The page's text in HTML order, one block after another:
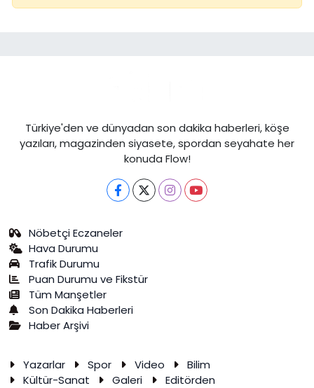
Türkiye'den ve dünyadan son dakika haberleri, köşe
yazıları, magazinden siyasete, spordan seyahate her
konuda Flow!
Nöbetçi Eczaneler
Hava Durumu
Trafik Durumu
Puan Durumu ve Fikstür
Tüm Manşetler
Son Dakika Haberleri
Haber Arşivi
Yazarlar Spor Video
Bilim
Kültür-Sanat
Galeri Editörden